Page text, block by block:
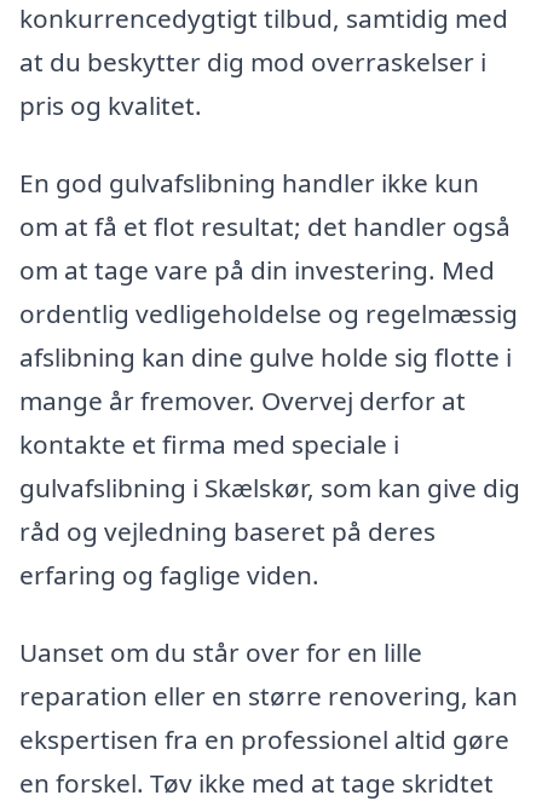
konkurrencedygtigt tilbud, samtidig med
at du beskytter dig mod overraskelser i
pris og kvalitet.
En god gulvafslibning handler ikke kun
om at få et flot resultat; det handler også
om at tage vare på din investering. Med
ordentlig vedligeholdelse og regelmæssig
afslibning kan dine gulve holde sig flotte i
mange år fremover. Overvej derfor at
kontakte et firma med speciale i
gulvafslibning i Skælskør, som kan give dig
råd og vejledning baseret på deres
erfaring og faglige viden.
Uanset om du står over for en lille
reparation eller en større renovering, kan
ekspertisen fra en professionel altid gøre
en forskel. Tøv ikke med at tage skridtet